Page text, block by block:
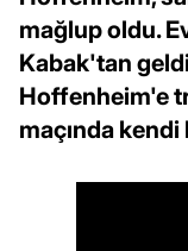
mağlup oldu.
Kabak'tan
Hoffenheim'e
maçında kendi